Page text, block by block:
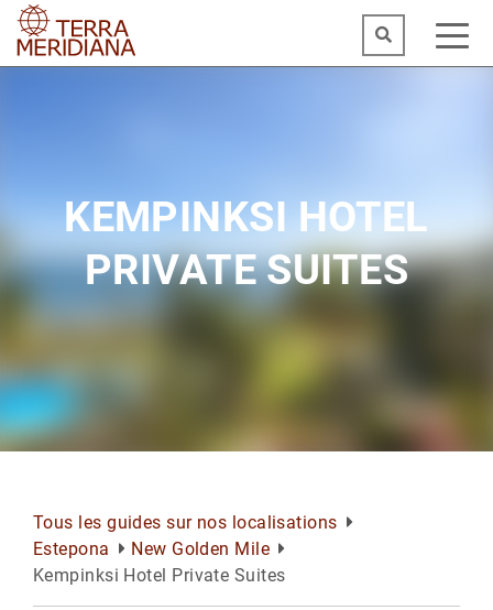
KEMPINKSI HOTEL
PRIVATE SUITES
Tous les guides sur nos localisations
Estepona
New Golden Mile
Kempinksi Hotel Private Suites